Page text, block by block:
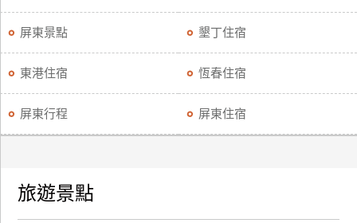
屏東景點 墾丁住宿
東港住宿 恆春住宿
屏東行程 屏東住宿
旅遊景點